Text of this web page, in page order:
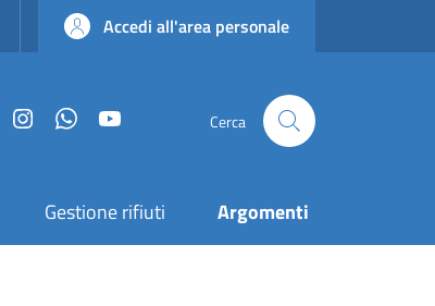
Accedi all'area personale
FacebookInstagramWhatsApp Cerca
Gestione rifiuti Argomenti